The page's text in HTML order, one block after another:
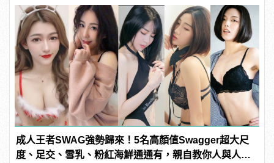
成人王者SWAG強勢歸來！5名高顏值Swagger超大尺
度、足交、雪乳、粉紅海鮮通通有，親自教你人與人的